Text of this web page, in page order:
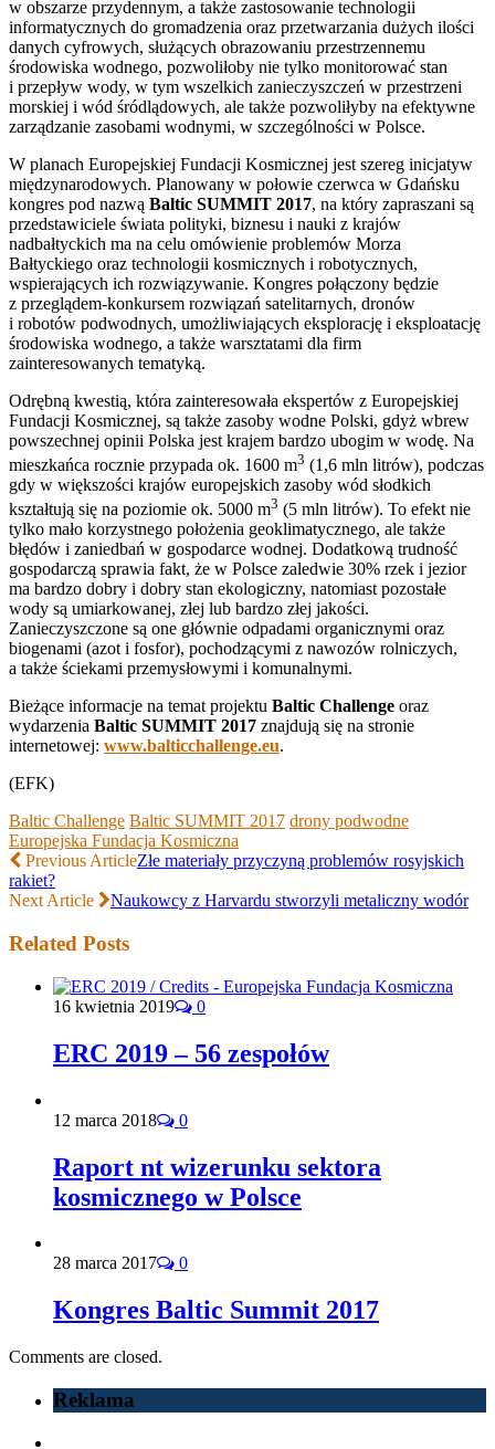
w obszarze przydennym, a także zastosowanie technologii
informatycznych do gromadzenia oraz przetwarzania dużych ilości
danych cyfrowych, służących obrazowaniu przestrzennemu
środowiska wodnego, pozwoliłoby nie tylko monitorować stan
i przepływ wody, w tym wszelkich zanieczyszczeń w przestrzeni
morskiej i wód śródlądowych, ale także pozwoliłyby na efektywne
zarządzanie zasobami wodnymi, w szczególności w Polsce.
W planach Europejskiej Fundacji Kosmicznej jest szereg inicjatyw
międzynarodowych. Planowany w połowie czerwca w Gdańsku
kongres pod nazwą Baltic SUMMIT 2017, na który zapraszani są
przedstawiciele świata polityki, biznesu i nauki z krajów
nadbałtyckich ma na celu omówienie problemów Morza
Bałtyckiego oraz technologii kosmicznych i robotycznych,
wspierających ich rozwiązywanie. Kongres połączony będzie
z przeglądem-konkursem rozwiązań satelitarnych, dronów
i robotów podwodnych, umożliwiających eksplorację i eksploatację
środowiska wodnego, a także warsztatami dla firm
zainteresowanych tematyką.
Odrębną kwestią, która zainteresowała ekspertów z Europejskiej
Fundacji Kosmicznej, są także zasoby wodne Polski, gdyż wbrew
powszechnej opinii Polska jest krajem bardzo ubogim w wodę. Na
mieszkańca rocznie przypada ok. 1600 m3 (1,6 mln litrów), podczas
gdy w większości krajów europejskich zasoby wód słodkich
kształtują się na poziomie ok. 5000 m3 (5 mln litrów). To efekt nie
tylko mało korzystnego położenia geoklimatycznego, ale także
błędów i zaniedbań w gospodarce wodnej. Dodatkową trudność
gospodarczą sprawia fakt, że w Polsce zaledwie 30% rzek i jezior
ma bardzo dobry i dobry stan ekologiczny, natomiast pozostałe
wody są umiarkowanej, złej lub bardzo złej jakości.
Zanieczyszczone są one głównie odpadami organicznymi oraz
biogenami (azot i fosfor), pochodzącymi z nawozów rolniczych,
a także ściekami przemysłowymi i komunalnymi.
Bieżące informacje na temat projektu Baltic Challenge oraz
wydarzenia Baltic SUMMIT 2017 znajdują się na stronie
internetowej: www.balticchallenge.eu.
(EFK)
Baltic Challenge Baltic SUMMIT 2017 drony podwodne
Europejska Fundacja Kosmiczna
Previous ArticleZłe materiały przyczyną problemów rosyjskich
rakiet?
Next Article
Naukowcy z Harvardu stworzyli metaliczny wodór
Related Posts
16 kwietnia 2019 0
ERC 2019 – 56 zespołów
12 marca 2018 0
Raport nt wizerunku sektora
kosmicznego w Polsce
28 marca 2017 0
Kongres Baltic Summit 2017
Comments are closed.
Reklama